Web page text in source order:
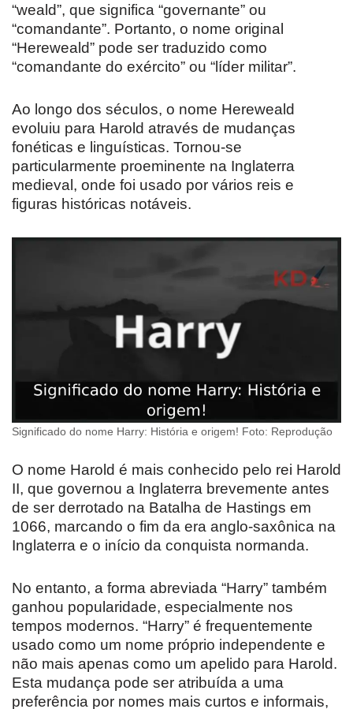
“weald”, que significa “governante” ou
“comandante”. Portanto, o nome original
“Hereweald” pode ser traduzido como
“comandante do exército” ou “líder militar”.
Ao longo dos séculos, o nome Hereweald
evoluiu para Harold através de mudanças
fonéticas e linguísticas. Tornou-se
particularmente proeminente na Inglaterra
medieval, onde foi usado por vários reis e
figuras históricas notáveis.
Significado do nome Harry: História e origem! Foto: Reprodução
O nome Harold é mais conhecido pelo rei Harold
II, que governou a Inglaterra brevemente antes
de ser derrotado na Batalha de Hastings em
1066, marcando o fim da era anglo-saxônica na
Inglaterra e o início da conquista normanda.
No entanto, a forma abreviada “Harry” também
ganhou popularidade, especialmente nos
tempos modernos. “Harry” é frequentemente
usado como um nome próprio independente e
não mais apenas como um apelido para Harold.
Esta mudança pode ser atribuída a uma
preferência por nomes mais curtos e informais,